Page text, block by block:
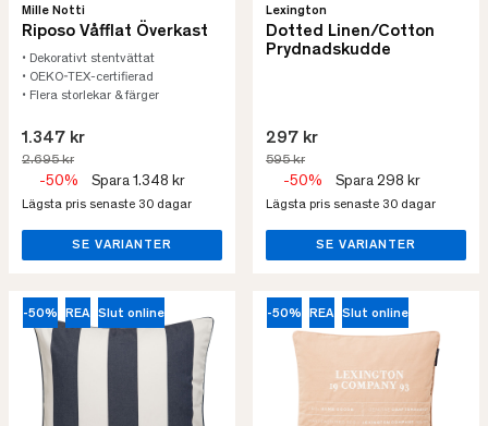
Mille Notti
Riposo Våfflat Överkast
• Dekorativt stentvättat
• OEKO-TEX-certifierad
• Flera storlekar & färger
1.347 kr
2.695 kr
-50% Spara 1.348 kr
Lägsta pris senaste 30 dagar
SE VARIANTER
Lexington
Dotted Linen/Cotton
Prydnadskudde
297 kr
595 kr
-50% Spara 298 kr
Lägsta pris senaste 30 dagar
SE VARIANTER
-50% REA Slut online -50% REA Slut online